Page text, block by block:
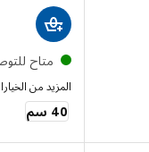
متاح للتوصيل
المزيد من الخيارات
VISBÄCK